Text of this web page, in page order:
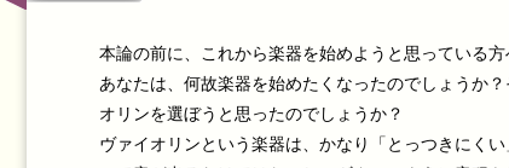
本論の前に、これから楽器を始めようと思っている
あなたは、何故楽器を始めたくなったのでしょうか
オリンを選ぼうと思ったのでしょうか？
ヴァイオリンという楽器は、かなり「とっつきにく